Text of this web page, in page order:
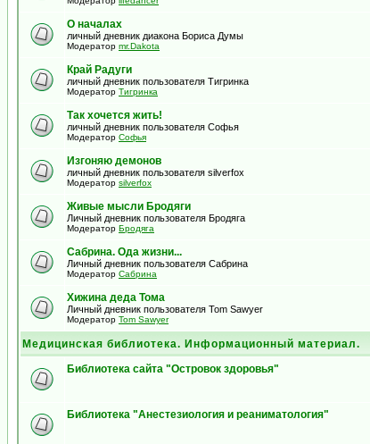
О началах
личный дневник диакона Бориса Думы
Модератор mr.Dakota
Край Радуги
личный дневник пользователя Тигринка
Модератор Тигринка
Так хочется жить!
личный дневник пользователя Софья
Модератор Софья
Изгоняю демонов
личный дневник пользователя silverfox
Модератор silverfox
Живые мысли Бродяги
Личный дневник пользователя Бродяга
Модератор Бродяга
Сабрина. Ода жизни...
Личный дневник пользователя Сабрина
Модератор Сабрина
Хижина деда Тома
Личный дневник пользователя Tom Sawyer
Модератор Tom Sawyer
Медицинская библиотека. Информационный материал.
Библиотека сайта "Островок здоровья"
Библиотека "Анестезиология и реаниматология"